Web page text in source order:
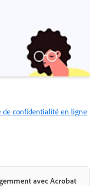
de confidentialité en ligne
avec Acrobat